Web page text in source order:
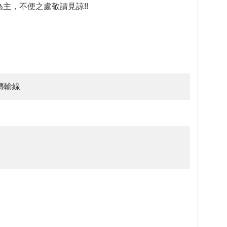
，不便之處敬請見諒!!
輸線